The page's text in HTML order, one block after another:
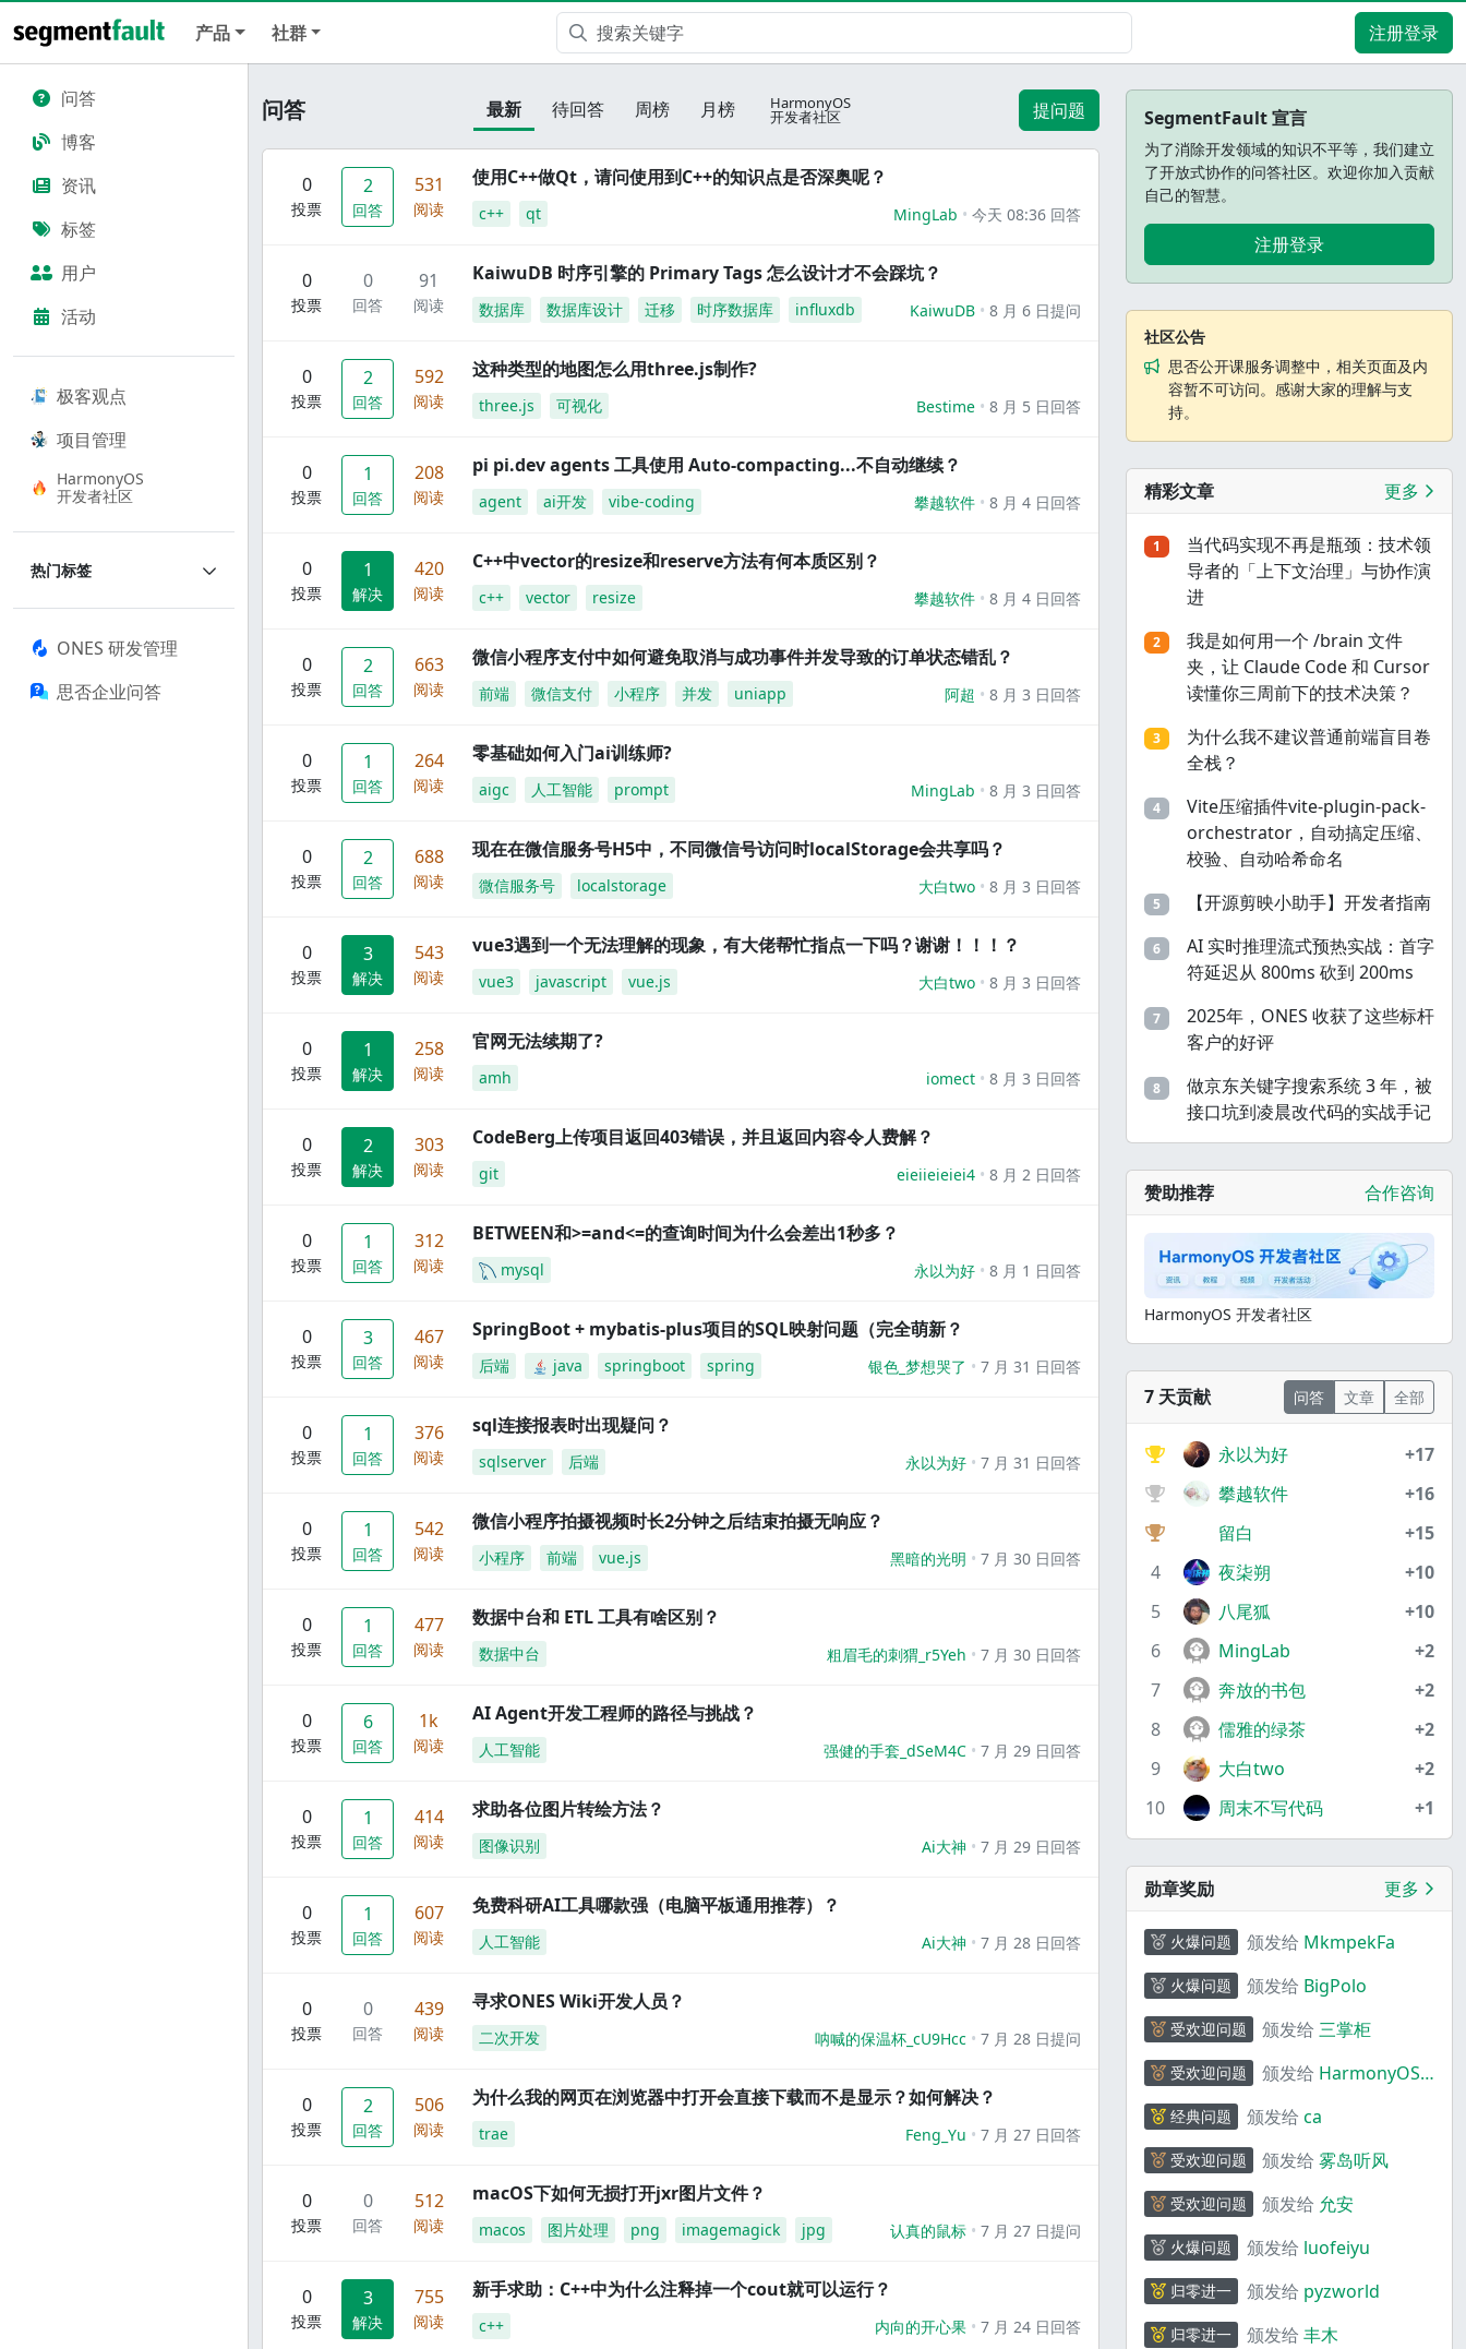
产品 社群 注册登录
问答
博客
资讯
标签
用户
活动
极客观点
项目管理
HarmonyOS
开发者社区
热门标签
ONES 研发管理
思否企业问答
问答 最新 待回答 周榜 月榜 HarmonyOS
开发者社区 提问题
0
投票
2
回答
531
阅读
使用C++做Qt，请问使用到C++的知识点是否深奥呢？
c++ qt MingLab 今天 08:36 回答
0
投票
0
回答
91
阅读
KaiwuDB 时序引擎的 Primary Tags 怎么设计才不会踩坑？
数据库 数据库设计 迁移 时序数据库 influxdb KaiwuDB 8 月 6 日提问
0
投票
2
回答
592
阅读
这种类型的地图怎么用three.js制作?
three.js 可视化 Bestime 8 月 5 日回答
0
投票
1
回答
208
阅读
pi pi.dev agents 工具使用 Auto-compacting...不自动继续？
agent ai开发 vibe-coding 攀越软件 8 月 4 日回答
0
投票
1
解决
420
阅读
C++中vector的resize和reserve方法有何本质区别？
c++ vector resize 攀越软件 8 月 4 日回答
0
投票
2
回答
663
阅读
微信小程序支付中如何避免取消与成功事件并发导致的订单状态错乱？
前端 微信支付 小程序 并发 uniapp 阿超 8 月 3 日回答
0
投票
1
回答
264
阅读
零基础如何入门ai训练师?
aigc 人工智能 prompt MingLab 8 月 3 日回答
0
投票
2
回答
688
阅读
现在在微信服务号H5中，不同微信号访问时localStorage会共享吗？
微信服务号 localstorage 大白two 8 月 3 日回答
0
投票
3
解决
543
阅读
vue3遇到一个无法理解的现象，有大佬帮忙指点一下吗？谢谢！！！？
vue3 javascript vue.js 大白two 8 月 3 日回答
0
投票
1
解决
258
阅读
官网无法续期了?
amh iomect 8 月 3 日回答
0
投票
2
解决
303
阅读
CodeBerg上传项目返回403错误，并且返回内容令人费解？
git eieiieieiei4 8 月 2 日回答
0
投票
1
回答
312
阅读
BETWEEN和>=and<=的查询时间为什么会差出1秒多？
mysql 永以为好 8 月 1 日回答
0
投票
3
回答
467
阅读
SpringBoot + mybatis-plus项目的SQL映射问题（完全萌新？
后端 java springboot spring 银色_梦想哭了 7 月 31 日回答
0
投票
1
回答
376
阅读
sql连接报表时出现疑问？
sqlserver 后端 永以为好 7 月 31 日回答
0
投票
1
回答
542
阅读
微信小程序拍摄视频时长2分钟之后结束拍摄无响应？
小程序 前端 vue.js 黑暗的光明 7 月 30 日回答
0
投票
1
回答
477
阅读
数据中台和 ETL 工具有啥区别？
数据中台 粗眉毛的刺猬_r5Yeh 7 月 30 日回答
0
投票
6
回答
1k
阅读
AI Agent开发工程师的路径与挑战？
人工智能 强健的手套_dSeM4C 7 月 29 日回答
0
投票
1
回答
414
阅读
求助各位图片转绘方法？
图像识别 Ai大神 7 月 29 日回答
0
投票
1
回答
607
阅读
免费科研AI工具哪款强（电脑平板通用推荐）？
人工智能 Ai大神 7 月 28 日回答
0
投票
0
回答
439
阅读
寻求ONES Wiki开发人员？
二次开发 呐喊的保温杯_cU9Hcc 7 月 28 日提问
0
投票
2
回答
506
阅读
为什么我的网页在浏览器中打开会直接下载而不是显示？如何解决？
trae Feng_Yu 7 月 27 日回答
0
投票
0
回答
512
阅读
macOS下如何无损打开jxr图片文件？
macos 图片处理 png imagemagick jpg 认真的鼠标 7 月 27 日提问
0
投票
3
解决
755
阅读
新手求助：C++中为什么注释掉一个cout就可以运行？
c++ 内向的开心果 7 月 24 日回答
SegmentFault 宣言
为了消除开发领域的知识不平等，我们建立
了开放式协作的问答社区。欢迎你加入贡献
自己的智慧。
注册登录
社区公告
思否公开课服务调整中，相关页面及内
容暂不可访问。感谢大家的理解与支
持。
精彩文章 更多
1
当代码实现不再是瓶颈：技术领
导者的「上下文治理」与协作演
进
2
我是如何用一个 /brain 文件
夹，让 Claude Code 和 Cursor
读懂你三周前下的技术决策？
3
为什么我不建议普通前端盲目卷
全栈？
4
Vite压缩插件vite-plugin-pack-
orchestrator，自动搞定压缩、
校验、自动哈希命名
5 【开源剪映小助手】开发者指南
6
AI 实时推理流式预热实战：首字
符延迟从 800ms 砍到 200ms
7
2025年，ONES 收获了这些标杆
客户的好评
8
做京东关键字搜索系统 3 年，被
接口坑到凌晨改代码的实战手记
赞助推荐 合作咨询
HarmonyOS 开发者社区
7 天贡献 问答 文章 全部
永以为好
+17
攀越软件
+16
留白
+15
4
夜柒朔
+10
5
八尾狐
+10
6
MingLab
+2
7
奔放的书包
+2
8
儒雅的绿茶
+2
9
大白two
+2
10
周末不写代码 +1
勋章奖励 更多
火爆问题 颁发给 MkmpekFa
火爆问题 颁发给 BigPolo
受欢迎问题 颁发给 三掌柜
受欢迎问题 颁发给 HarmonyOS
经典问题 颁发给 ca
受欢迎问题 颁发给 雾岛听风
受欢迎问题 颁发给 允安
火爆问题 颁发给 luofeiyu
归零进一 颁发给 pyzworld
归零进一 颁发给 丰木